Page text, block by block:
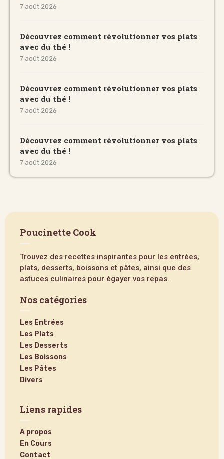
7 août 2026
Découvrez comment révolutionner vos plats
avec du thé !
7 août 2026
Découvrez comment révolutionner vos plats
avec du thé !
7 août 2026
Découvrez comment révolutionner vos plats
avec du thé !
7 août 2026
Poucinette Cook
Trouvez des recettes inspirantes pour les entrées,
plats, desserts, boissons et pâtes, ainsi que des
astuces culinaires pour égayer vos repas.
Nos catégories
Les Entrées
Les Plats
Les Desserts
Les Boissons
Les Pâtes
Divers
Liens rapides
A propos
En Cours
Contact